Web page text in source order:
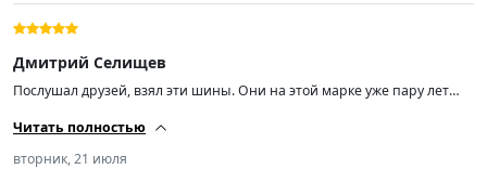
Дмитрий Селищев
Послушал друзей, взял эти шины. Они на этой марке уже пару лет
прошлой Нокиан просто космос. Очень тихая резина. Мягкая. Ценник
Читать полностью
вторник, 21 июля